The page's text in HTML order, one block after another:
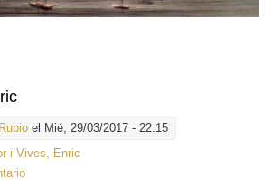
el Mié, 29/03/2017 - 22:15
i Vives, Enric